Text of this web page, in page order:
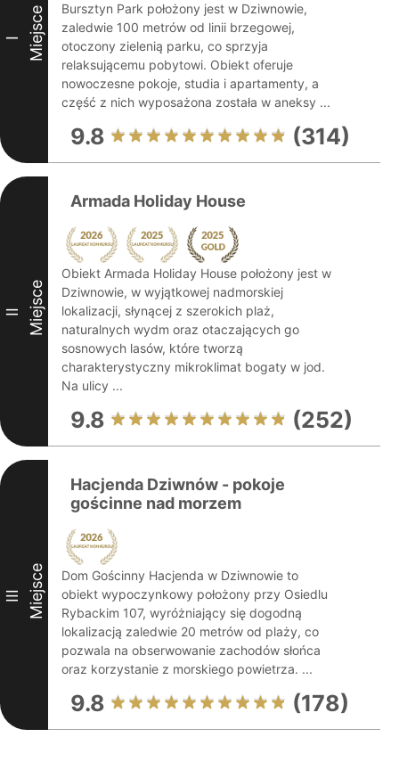
I Miejsce
Bursztyn Park położony jest w Dziwnowie,
zaledwie 100 metrów od linii brzegowej,
otoczony zielenią parku, co sprzyja
relaksującemu pobytowi. Obiekt oferuje
nowoczesne pokoje, studia i apartamenty, a
część z nich wyposażona została w aneksy ...
9.8 (314)
II Miejsce
Armada Holiday House
Obiekt Armada Holiday House położony jest w
Dziwnowie, w wyjątkowej nadmorskiej
lokalizacji, słynącej z szerokich plaż,
naturalnych wydm oraz otaczających go
sosnowych lasów, które tworzą
charakterystyczny mikroklimat bogaty w jod.
Na ulicy ...
9.8 (252)
III Miejsce
Hacjenda Dziwnów - pokoje
gościnne nad morzem
Dom Gościnny Hacjenda w Dziwnowie to
obiekt wypoczynkowy położony przy Osiedlu
Rybackim 107, wyróżniający się dogodną
lokalizacją zaledwie 20 metrów od plaży, co
pozwala na obserwowanie zachodów słońca
oraz korzystanie z morskiego powietrza. ...
9.8 (178)